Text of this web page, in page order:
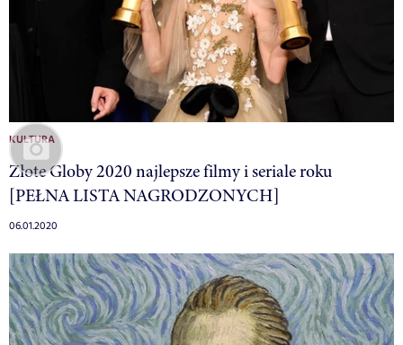
KULTURA
Złote Globy 2020 najlepsze filmy i seriale roku
[PEŁNA LISTA NAGRODZONYCH]
06.01.2020